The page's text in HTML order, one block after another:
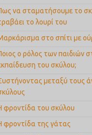
να σταματήσουμε το
το λουρί του
στο σπίτι με
ο ρόλος των παιδιών
του σκύλου;
μεταξύ τους
φροντίδα του σκύλου
φροντίδα της γάτας